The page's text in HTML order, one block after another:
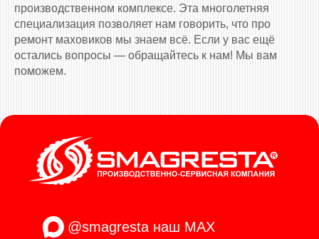
производственном комплексе. Эта многолетняя
специализация позволяет нам говорить, что про
ремонт маховиков мы знаем всё. Если у вас ещё
остались вопросы — обращайтесь к нам! Мы вам
поможем.
@smagresta наш MAX